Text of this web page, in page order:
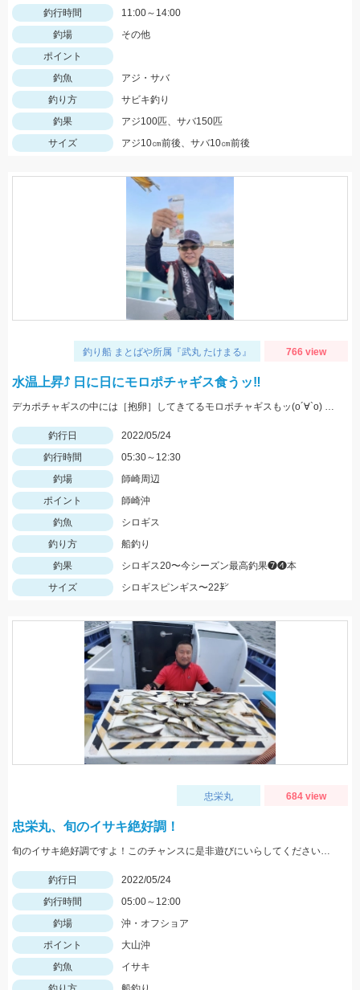
釣行時間
11:00～14:00
釣場
その他
ポイント
釣魚
アジ・サバ
釣り方
サビキ釣り
釣果
アジ100匹、サバ150匹
サイズ
アジ10㎝前後、サバ10㎝前後
釣り船 まとばや所属『武丸 たけまる』 766 view
水温上昇⤴︎ 日に日にモロポチャギス食うッ‼︎
デカポチャギスの中には［抱卵］してきてるモロポチャギスもッ(о´∀`о) 期間限定ですので お早めにッ(ﾟ∀ﾟ)b
釣行日
2022/05/24
釣行時間
05:30～12:30
釣場
師崎周辺
ポイント
師崎沖
釣魚
シロギス
釣り方
船釣り
釣果
シロギス20〜今シーズン最高釣果❼❹本
サイズ
シロギスピンギス〜22㌢
忠栄丸 684 view
忠栄丸、旬のイサキ絶好調！
旬のイサキ絶好調ですよ！このチャンスに是非遊びにいらしてくださいね。
釣行日
2022/05/24
釣行時間
05:00～12:00
釣場
沖・オフショア
ポイント
大山沖
釣魚
イサキ